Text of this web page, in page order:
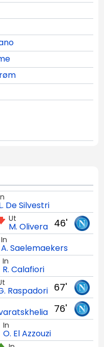
De Silvestri
46'
Ut
M. Olivera
In
A. Saelemaekers
In
R. Calafiori
67'
Raspadori
76'
In
O. El Azzouzi